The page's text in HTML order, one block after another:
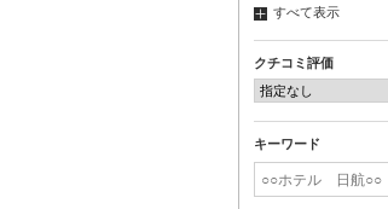
すべて表示
クチコミ評価
キーワード